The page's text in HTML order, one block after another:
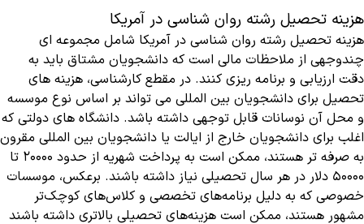
هزینه تحصیل رشته روان شناسی در آمریکا
هزینه تحصیل رشته روان شناسی در آمریکا شامل مجموعه ای
چندوجهی از ملاحظات مالی است که دانشجویان مشتاق باید به
دقت ارزیابی و برنامه ریزی کنند. در مقطع کارشناسی، هزینه های
تحصیل برای دانشجویان بین المللی می تواند بر اساس نوع موسسه
و محل آن نوسانات قابل توجهی داشته باشد. دانشگاه های دولتی که
اغلب برای دانشجویان خارج از ایالت یا دانشجویان بین المللی مقرون
به صرفه تر هستند، ممکن است به پرداخت شهریه از حدود 20000 تا
50000 دلار در هر سال تحصیلی نیاز داشته باشند. برعکس، موسسات
خصوصی که به دلیل برنامه‌های تخصصی و کلاس‌های کوچک‌تر
مشهور هستند، ممکن است هزینه‌های تحصیلی بالاتری داشته باشند